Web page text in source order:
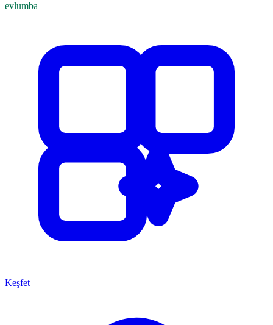
evlumba
Keşfet